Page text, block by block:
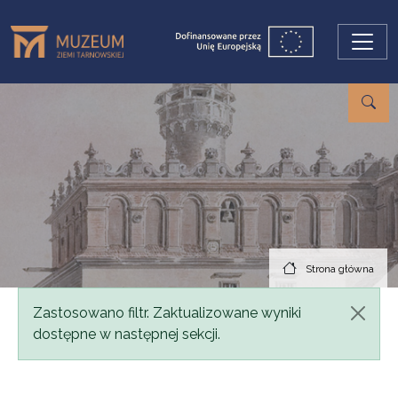
Strona główna
Komunikat
Zastosowano filtr. Zaktualizowane wyniki
dostępne w następnej sekcji.